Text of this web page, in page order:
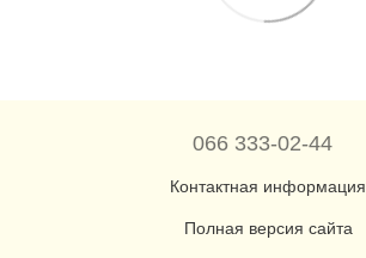
066 333-02-44
Контактная информация
Полная версия сайта